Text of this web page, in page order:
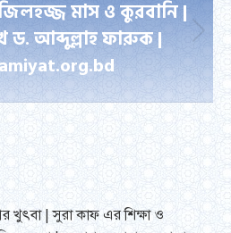
Next
post:
মাস ও কুরবানি |
ড. আব্দুল্লাহ ফারুক |
খুৎবা | সুরা কাফ এর শিক্ষা ও